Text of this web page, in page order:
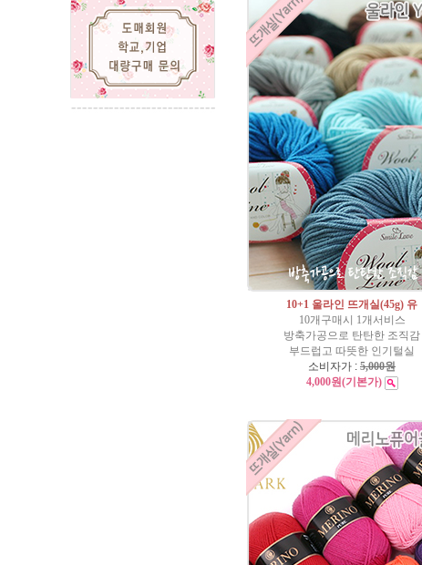
10+1 울라인 뜨개실(45g) 유
10개구매시 1개서비스
방축가공으로 탄탄한 조직감
부드럽고 따뜻한 인기털실
소비자가 : 5,000원
4,000원(기본가)